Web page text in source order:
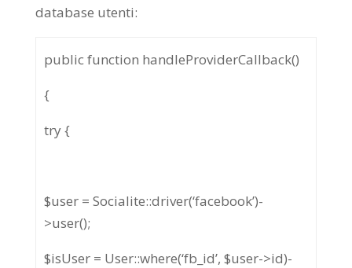
database utenti:
public function handleProviderCallback()
{
try {
$user = Socialite::driver(‘facebook’)-
>user();
$isUser = User::where(‘fb_id’, $user->id)-